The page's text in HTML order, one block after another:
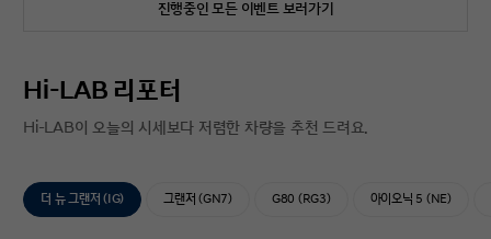
진행중인 모든 이벤트 보러가기
Hi-LAB 리포터
Hi-LAB이 오늘의 시세보다 저렴한 차량을 추천 드려요.
더 뉴 그랜저 (IG) 그랜저 (GN7) G80 (RG3) 아이오닉 5 (NE)